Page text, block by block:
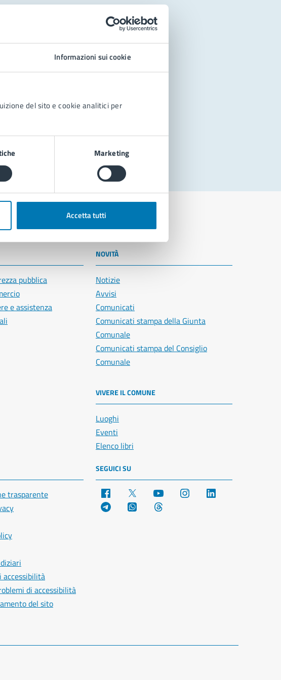
Informazioni sui cookie
del sito e cookie analitici per
Marketing
Accetta tutti
pubblica
e assistenza
NOVITÀ
Notizie
Avvisi
Comunicati
Comunicati stampa della Giunta
Comunale
Comunicati stampa del Consiglio
Comunale
VIVERE IL COMUNE
Luoghi
Eventi
Elenco libri
trasparente
accessibilità
di accessibilità
del sito
SEGUICI SU
Facebook YouTube Instagram
Telegram WhatsApp